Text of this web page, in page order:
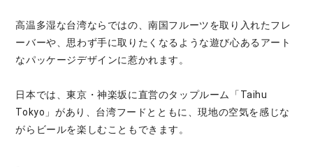
高温多湿な台湾ならではの、南国フルーツを取り入れたフレ
ーバーや、思わず手に取りたくなるような遊び心あるアート
なパッケージデザインに惹かれます。
日本では、東京・神楽坂に直営のタップルーム「Taihu
Tokyo」があり、台湾フードとともに、現地の空気を感じな
がらビールを楽しむこともできます。